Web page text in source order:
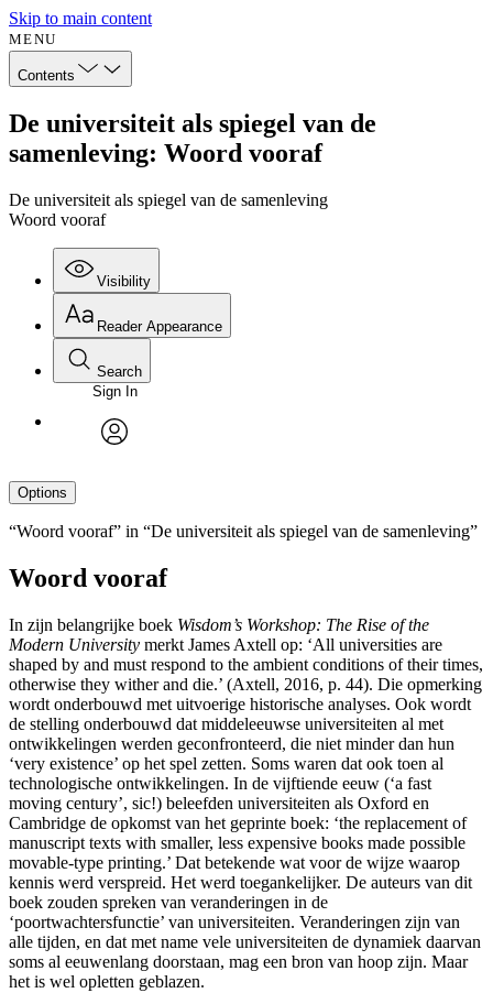
Skip to main content
MENU
Contents
De universiteit als spiegel van de
samenleving: Woord vooraf
De universiteit als spiegel van de samenleving
Woord vooraf
Visibility
Reader Appearance
Search
Sign In
Options
“Woord vooraf” in “De universiteit als spiegel van de samenleving”
Woord vooraf
In zijn belangrijke boek Wisdom’s Workshop: The Rise of the
Modern University merkt James Axtell op: ‘All universities are
shaped by and must respond to the ambient conditions of their times,
otherwise they wither and die.’ (Axtell, 2016, p. 44). Die opmerking
wordt onderbouwd met uitvoerige historische analyses. Ook wordt
de stelling onderbouwd dat middeleeuwse universiteiten al met
ontwikkelingen werden geconfronteerd, die niet minder dan hun
‘very existence’ op het spel zetten. Soms waren dat ook toen al
technologische ontwikkelingen. In de vijftiende eeuw (‘a fast
moving century’, sic!) beleefden universiteiten als Oxford en
Cambridge de opkomst van het geprinte boek: ‘the replacement of
manuscript texts with smaller, less expensive books made possible
movable-type printing.’ Dat betekende wat voor de wijze waarop
kennis werd verspreid. Het werd toegankelijker. De auteurs van dit
boek zouden spreken van veranderingen in de
‘poortwachtersfunctie’ van universiteiten. Veranderingen zijn van
alle tijden, en dat met name vele universiteiten de dynamiek daarvan
soms al eeuwenlang doorstaan, mag een bron van hoop zijn. Maar
het is wel opletten geblazen.